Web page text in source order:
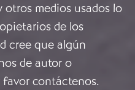
otros medios usados lo
de los
cree que algún
de autor o
favor contáctenos.